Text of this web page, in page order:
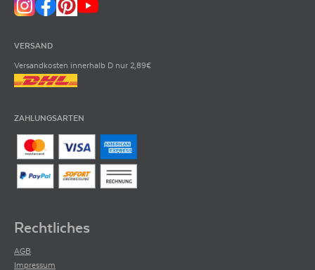
VERSAND
Versandkosten innerhalb D nur 2,89€
ZAHLUNGSARTEN
Rechtliches
AGB
Impressum